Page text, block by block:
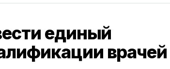
единый
врачей